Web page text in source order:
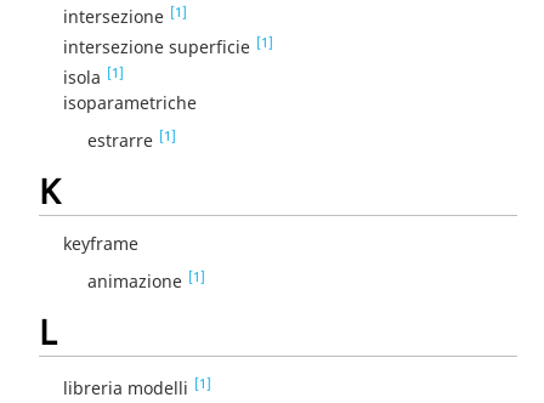
intersezione [1]
intersezione superficie [1]
isola [1]
isoparametriche
estrarre [1]
K
keyframe
animazione [1]
L
libreria modelli [1]